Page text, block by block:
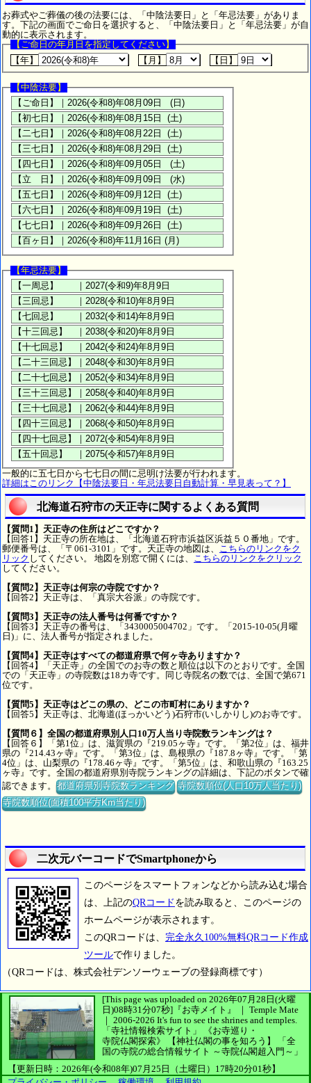
お葬式やご葬儀の後の法要には、「中陰法要日」と「年忌法要」がありま
す。下記の画面でご命日を選択すると、「中陰法要日」と「年忌法要」が自
動的に表示されます。
【ご命日の年月日を指定してください】
【年】
【月】 【日】
【中陰法要】
【年忌法要】
一般的に五七日から七七日の間に忌明け法要が行われます。
詳細はこのリンク【中陰法要日・年忌法要日自動計算・早見表って？】
北海道石狩市の天正寺に関するよくある質問
【質問1】天正寺の住所はどこですか？
【回答1】天正寺の所在地は、「北海道石狩市浜益区浜益５０番地」です。
郵便番号は、「〒061-3101」です。天正寺の地図は、 こちらのリンクをク
リック してください。 地図を別窓で開くには、 こちらのリンクをクリック
してください。
【質問2】天正寺は何宗の寺院ですか？
【回答2】天正寺は、「真宗大谷派」の寺院です。
【質問3】天正寺の法人番号は何番ですか？
【回答3】天正寺の番号は、「3430005004702」です。「2015-10-05(月曜
日)」に、法人番号が指定されました。
【質問4】天正寺はすべての都道府県で何ヶ寺ありますか？
【回答4】「天正寺」の全国でのお寺の数と順位は以下のとおりです。全国
での「天正寺」の寺院数は18カ寺です。同じ寺院名の数では、全国で第671
位です。
【質問5】天正寺はどこの県の、どこの市町村にありますか？
【回答5】天正寺は、北海道(ほっかいどう)石狩市(いしかりし)のお寺です。
【質問６】全国の都道府県別人口10万人当り寺院数ランキングは？
【回答６】「第1位」は、滋賀県の『219.05ヶ寺』です。「第2位」は、福井
県の『214.43ヶ寺』です。「第3位」は、島根県の『187.8ヶ寺』です。「第
4位」は、山梨県の『178.46ヶ寺』です。「第5位」は、和歌山県の『163.25
ヶ寺』です。全国の都道府県別寺院ランキングの詳細は、下記のボタンで確
認できます。都道府県別寺院数ランキング 寺院数順位(人口10万人当たり)
寺院数順位(面積100平方Km当たり)
二次元バーコードでSmartphoneから
このページをスマートフォンなどから読み込む場合
は、上記のQRコード を読み取ると、このページの
ホームページが表示されます。
このQRコードは、 完全永久100%無料QRコード作成
ツールで作りました。
（QRコードは、株式会社デンソーウェーブの登録商標です）
[This page was uploaded on 2026年07月28日(火曜
日)08時31分07秒] 『お寺メイト』 ｜ Temple Mate
｜ 2006-2026 It's fun to see the shrines and temples.
「寺社情報検索サイト」
《お寺巡り・
寺院仏閣探索》
【神社仏閣の事を知ろう】
「全
国の寺院の総合情報サイト ～寺院仏閣超入門～」
【更新日時：2026年(令和08年)07月25日（土曜日）17時20分01秒】